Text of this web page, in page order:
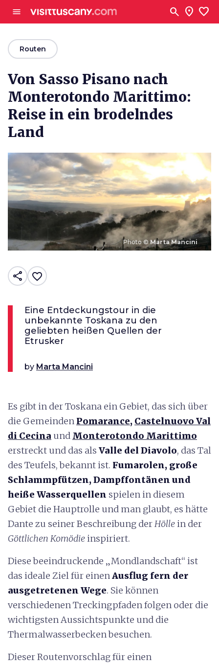
menu search location_on favorite
arrow_backRouten
Von Sasso Pisano nach
Monterotondo Marittimo:
Reise in ein brodelndes
Land
Photo ©Marta Mancini
share favorite_border
Eine Entdeckungstour in die
unbekannte Toskana zu den
geliebten heißen Quellen der
Etrusker
by Marta Mancini
Es gibt in der Toskana ein Gebiet, das sich über
die Gemeinden Pomarance, Castelnuovo Val
di Cecina und Monterotondo Marittimo
erstreckt und das als Valle del Diavolo, das Tal
des Teufels, bekannt ist. Fumarolen, große
Schlammpfützen, Dampffontänen und
heiße Wasserquellen spielen in diesem
Gebiet die Hauptrolle und man glaubt, es hätte
Dante zu seiner Beschreibung derHöllein der
Göttlichen Komödieinspiriert.
Diese beeindruckende „Mondlandschaft“ ist
das ideale Ziel für einenAusflug fern der
ausgetretenen Wege. Sie können
verschiedenen Treckingpfaden folgen oder die
wichtigsten Aussichtspunkte und die
Thermalwasserbecken besuchen.
Dieser Routenvorschlag für einen